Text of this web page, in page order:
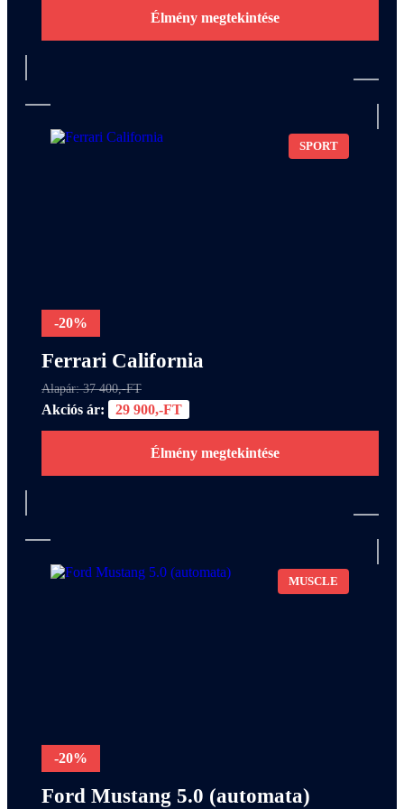
Élmény megtekintése
SPORT
-20%
Ferrari California
Alapár: 37 400,-FT
Akciós ár: 29 900,-FT
Élmény megtekintése
MUSCLE
-20%
Ford Mustang 5.0 (automata)